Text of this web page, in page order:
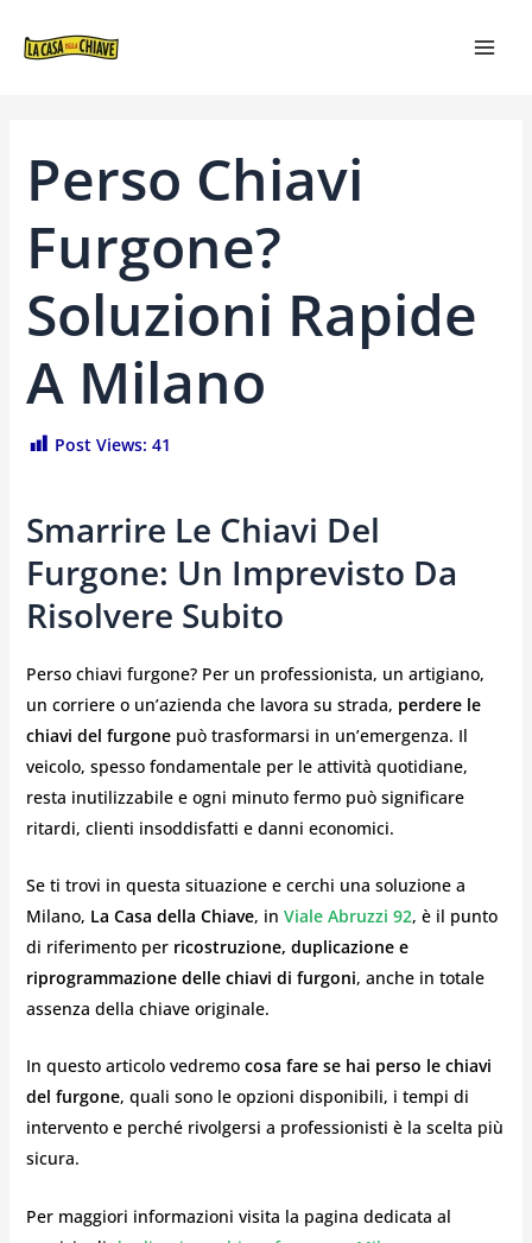
Perso Chiavi
Furgone?
Soluzioni Rapide
A Milano
Post Views: 41
Smarrire Le Chiavi Del
Furgone: Un Imprevisto Da
Risolvere Subito
Perso chiavi furgone? Per un professionista, un artigiano,
un corriere o un’azienda che lavora su strada, perdere le
chiavi del furgonepuò trasformarsi in un’emergenza. Il
veicolo, spesso fondamentale per le attività quotidiane,
resta inutilizzabile e ogni minuto fermo può significare
ritardi, clienti insoddisfatti e danni economici.
Se ti trovi in questa situazione e cerchi una soluzione a
Milano, La Casa della Chiave, in Viale Abruzzi 92, è il punto
di riferimento per ricostruzione, duplicazione e
riprogrammazione delle chiavi di furgoni, anche in totale
assenza della chiave originale.
In questo articolo vedremo cosa fare se hai perso le chiavi
del furgone, quali sono le opzioni disponibili, i tempi di
intervento e perché rivolgersi a professionisti è la scelta più
sicura.
Per maggiori informazioni visita la pagina dedicata al
ARTICOLI